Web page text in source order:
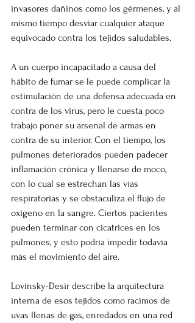
invasores dañinos como los gérmenes, y al
mismo tiempo desviar cualquier ataque
equivocado contra los tejidos saludables.
A un cuerpo incapacitado a causa del
hábito de fumar se le puede complicar la
estimulación de una defensa adecuada en
contra de los virus, pero le cuesta poco
trabajo poner su arsenal de armas en
contra de su interior. Con el tiempo, los
pulmones deteriorados pueden padecer
inflamación crónica y llenarse de moco,
con lo cual se estrechan las vías
respiratorias y se obstaculiza el flujo de
oxígeno en la sangre. Ciertos pacientes
pueden terminar con cicatrices en los
pulmones, y esto podría impedir todavía
más el movimiento del aire.
Lovinsky-Desir describe la arquitectura
interna de esos tejidos como racimos de
uvas llenas de gas, enredados en una red